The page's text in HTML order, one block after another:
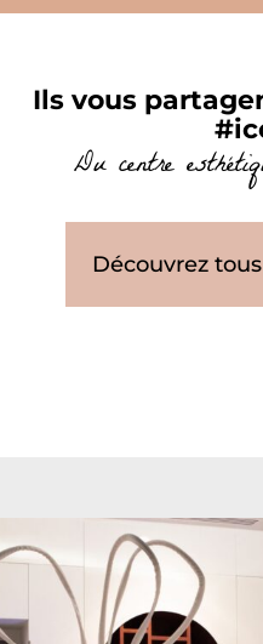
Ils vous
Du centre
Découvrez